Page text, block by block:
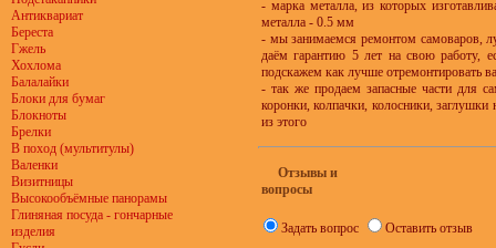
Антиквариат
Береста
Гжель
Хохлома
Балалайки
Блоки для бумаг
Блокноты
Брелки
В поход (мультитулы)
Валенки
Визитницы
Высокообъёмные панорамы
Глиняная посуда - гончарные
изделия
- марка металла, из которых
металла - 0.5 мм
- мы занимаемся ремонтом самоваров,
даём гарантию 5 лет на свою работу,
подскажем как лучше отремонтировать
- так же продаем запасные части для
коронки, колпачки, колосники, заглушки
из этого
Отзывы и
вопросы
Задать вопрос Оставить отзыв